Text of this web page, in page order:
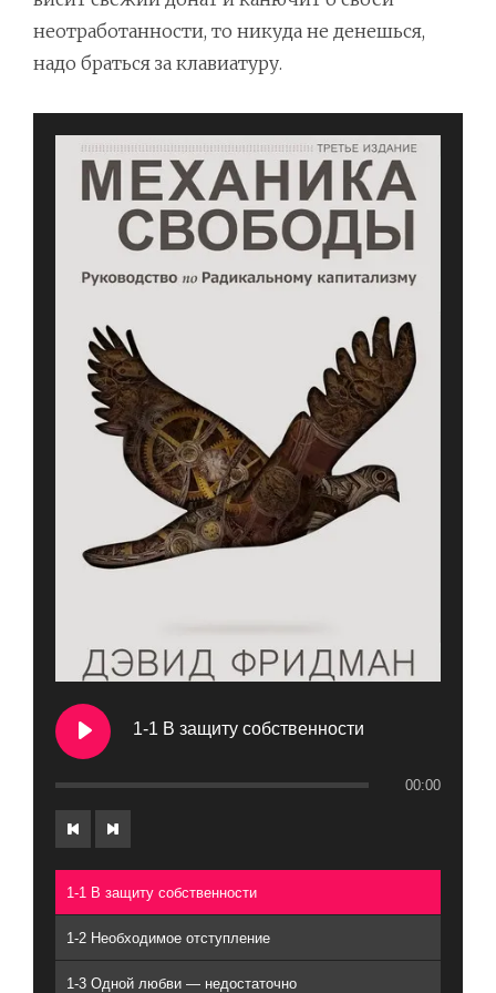
неотработанности, то никуда не денешься,
надо браться за клавиатуру.
1-1 В защиту собственности
00:00
1-1 В защиту собственности
1-2 Необходимое отступление
1-3 Одной любви — недостаточно